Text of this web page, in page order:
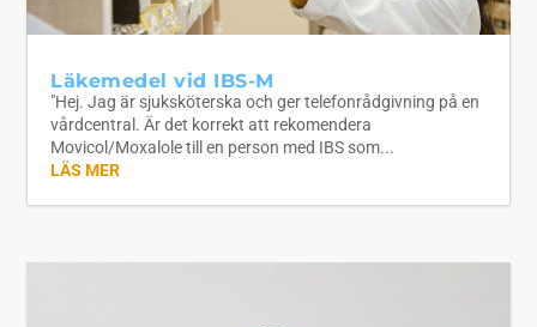
Läkemedel vid IBS-M
"Hej. Jag är sjuksköterska och ger telefonrådgivning på en
vårdcentral. Är det korrekt att rekomendera
Movicol/Moxalole till en person med IBS som...
LÄS MER